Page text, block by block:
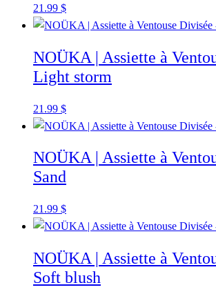
21.99 $
NOÜKA | Assiette à
Light storm
21.99 $
NOÜKA | Assiette à
Sand
21.99 $
NOÜKA | Assiette à
Soft blush